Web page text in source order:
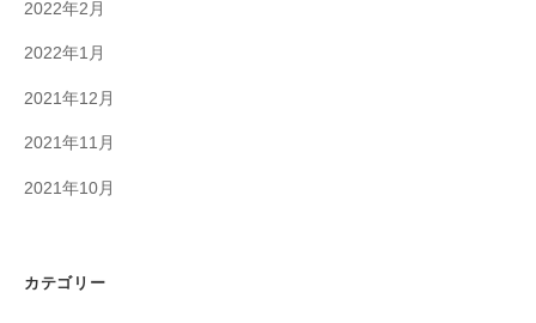
2022年2月
2022年1月
2021年12月
2021年11月
2021年10月
カテゴリー